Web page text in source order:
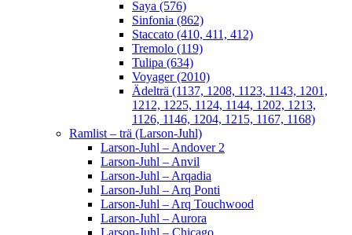
Saya (576)
Sinfonia (862)
Staccato (410, 411, 412)
Tremolo (119)
Tulipa (634)
Voyager (2010)
Ädelträ (1137, 1208, 1123, 1143, 1201,
1212, 1225, 1124, 1144, 1202, 1213,
1126, 1146, 1204, 1215, 1167, 1168)
Ramlist – trä (Larson-Juhl)
Larson-Juhl – Andover 2
Larson-Juhl – Anvil
Larson-Juhl – Arqadia
Larson-Juhl – Arq Ponti
Larson-Juhl – Arq Touchwood
Larson-Juhl – Aurora
Larson-Juhl – Chicago